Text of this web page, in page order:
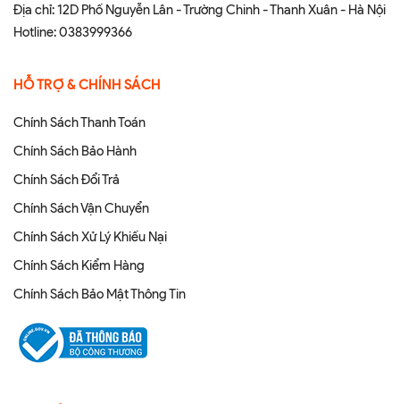
Địa chỉ: 12D Phố Nguyễn Lân - Trường Chinh - Thanh Xuân - Hà Nội
Hotline:0383999366
HỖ TRỢ & CHÍNH SÁCH
Chính Sách Thanh Toán
Chính Sách Bảo Hành
Chính Sách Đổi Trả
Chính Sách Vận Chuyển
Chính Sách Xử Lý Khiếu Nại
Chính Sách Kiểm Hàng
Chính Sách Bảo Mật Thông Tin